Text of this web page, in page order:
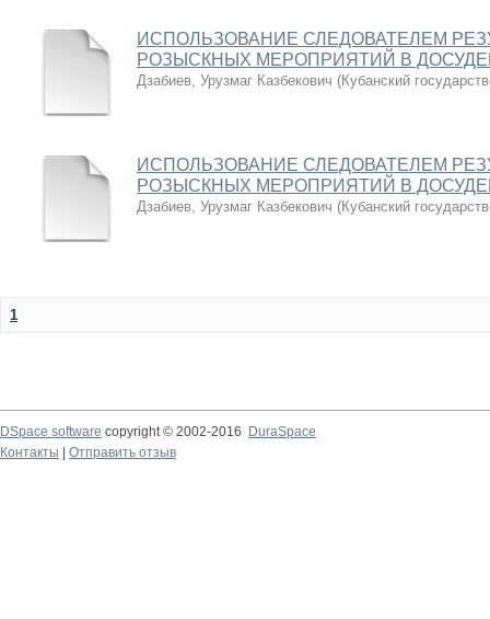
ИСПОЛЬЗОВАНИЕ СЛЕДОВАТЕЛЕМ
РОЗЫСКНЫХ МЕРОПРИЯТИЙ В
Дзабиев, Урузмаг Казбекович (Кубанский
ИСПОЛЬЗОВАНИЕ СЛЕДОВАТЕЛЕМ
РОЗЫСКНЫХ МЕРОПРИЯТИЙ В
Дзабиев, Урузмаг Казбекович (Кубанский
1
DSpace software copyright © 2002-2016
DuraSpace
Контакты
Отправить отзыв